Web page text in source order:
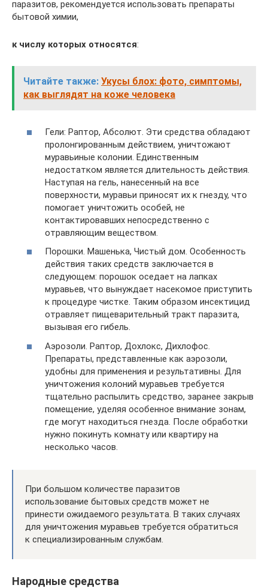
паразитов, рекомендуется использовать препараты
бытовой химии,
к числу которых относятся:
Читайте также: Укусы блох: фото, симптомы,
как выглядят на коже человека
Гели: Раптор, Абсолют. Эти средства обладают
пролонгированным действием, уничтожают
муравьиные колонии. Единственным
недостатком является длительность действия.
Наступая на гель, нанесенный на все
поверхности, муравьи приносят их к гнезду, что
помогает уничтожить особей, не
контактировавших непосредственно с
отравляющим веществом.
Порошки. Машенька, Чистый дом. Особенность
действия таких средств заключается в
следующем: порошок оседает на лапках
муравьев, что вынуждает насекомое приступить
к процедуре чистке. Таким образом инсектицид
отравляет пищеварительный тракт паразита,
вызывая его гибель.
Аэрозоли. Раптор, Дохлокс, Дихлофос.
Препараты, представленные как аэрозоли,
удобны для применения и результативны. Для
уничтожения колоний муравьев требуется
тщательно распылить средство, заранее закрыв
помещение, уделяя особенное внимание зонам,
где могут находиться гнезда. После обработки
нужно покинуть комнату или квартиру на
несколько часов.
При большом количестве паразитов
использование бытовых средств может не
принести ожидаемого результата. В таких случаях
для уничтожения муравьев требуется обратиться
к специализированным службам.
Народные средства